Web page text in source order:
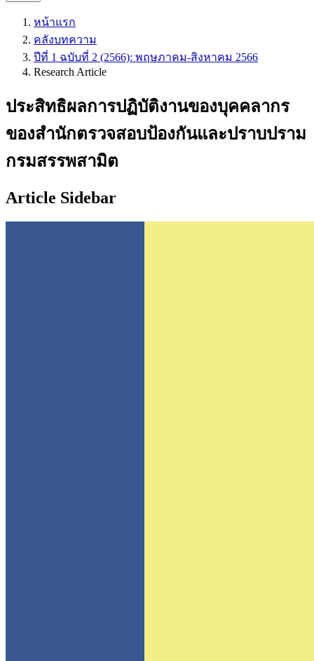
หน้าแรก
คลังบทความ
ปีที่ 1 ฉบับที่ 2 (2566): พฤษภาคม-สิงหาคม 2566
Research Article
ประสิทธิผลการปฏิบัติงานของบุคคลากร
ของสำนักตรวจสอบป้องกันและปราบปราม
กรมสรรพสามิต
Article Sidebar